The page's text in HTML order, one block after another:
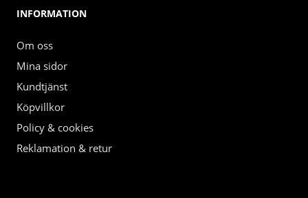
INFORMATION
Om oss
Mina sidor
Kundtjänst
Köpvillkor
Policy & cookies
Reklamation & retur